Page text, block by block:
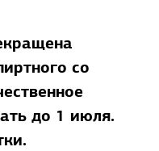
со
до 1 июля.